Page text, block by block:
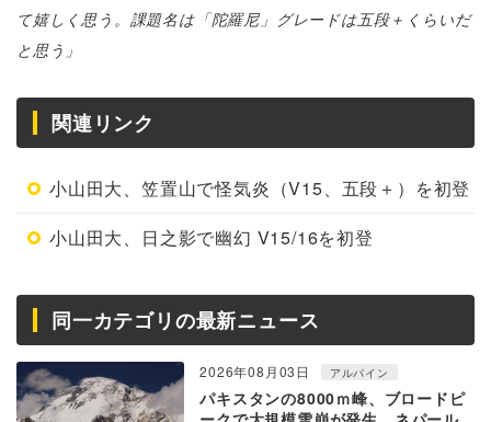
て嬉しく思う。課題名は「陀羅尼」グレードは五段＋くらいだ
と思う」
関連リンク
小山田大、笠置山で怪気炎（V15、五段＋）を初登
小山田大、日之影で幽幻 V15/16を初登
同一カテゴリの最新ニュース
2026年08月03日 アルパイン
パキスタンの8000ｍ峰、ブロードピ